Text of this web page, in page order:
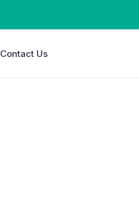
Contact Us